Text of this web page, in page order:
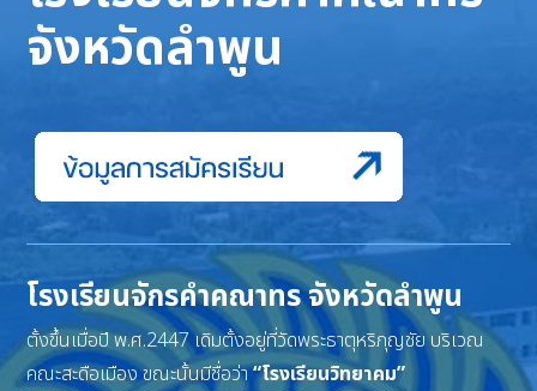
จังหวัดลำพูน
โรงเรียนจักรคำคณาทร จังหวัดลำพูน
ตั้งขึ้นเมื่อปี พ.ศ.2447 เดิมตั้งอยู่ที่วัดพระธาตุหริภุญชัย บริเวณ
คณะสะดือเมือง ขณะนั้นมีชื่อว่า“โรงเรียนวิทยาคม”